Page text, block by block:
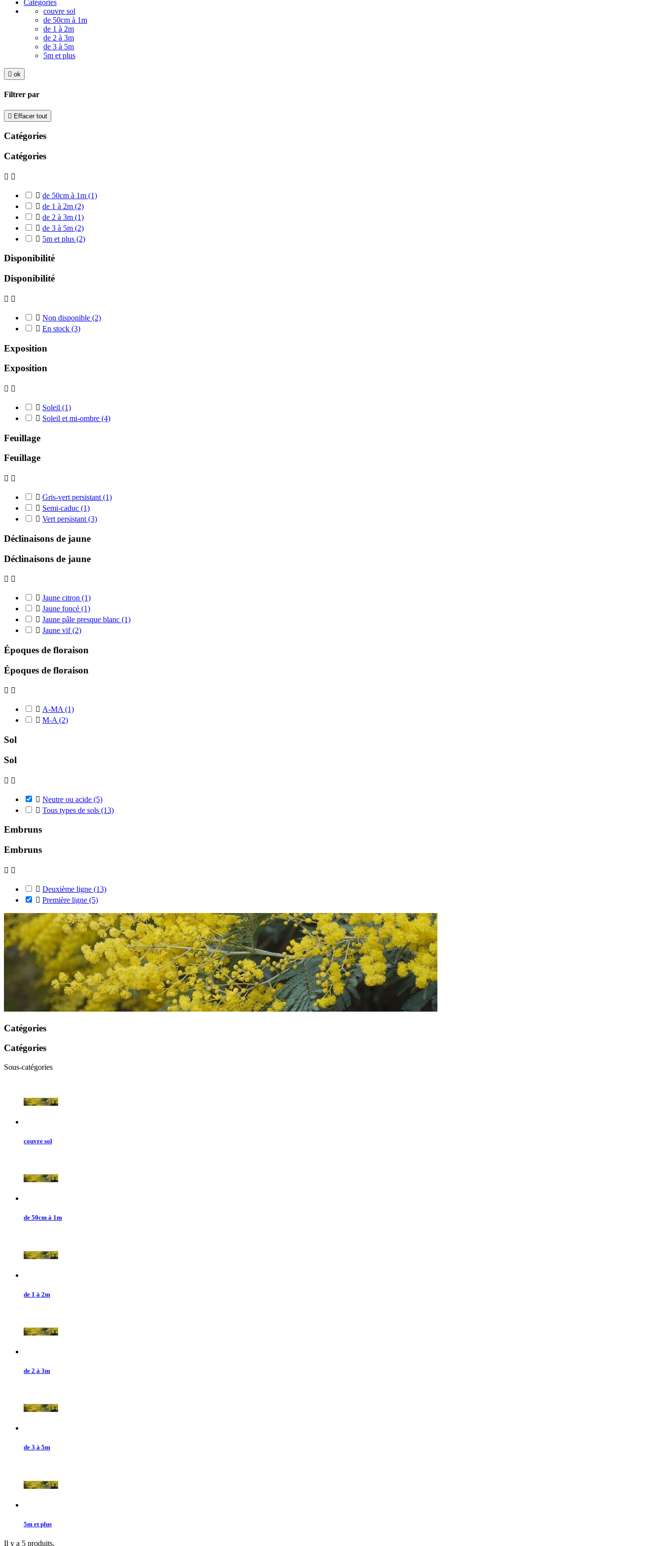
Catégories
couvre sol
de 50cm à 1m
de 1 à 2m
de 2 à 3m
de 3 à 5m
5m et plus
 ok
Filtrer par
 Effacer tout
Catégories
Catégories
 
 de 50cm à 1m (1)
 de 1 à 2m (2)
 de 2 à 3m (1)
 de 3 à 5m (2)
 5m et plus (2)
Disponibilité
Disponibilité
 
 Non disponible (2)
 En stock (3)
Exposition
Exposition
 
 Soleil (1)
 Soleil et mi-ombre (4)
Feuillage
Feuillage
 
 Gris-vert persistant (1)
 Semi-caduc (1)
 Vert persistant (3)
Déclinaisons de jaune
Déclinaisons de jaune
 
 Jaune citron (1)
 Jaune foncé (1)
 Jaune pâle presque blanc (1)
 Jaune vif(2)
Époques de floraison
Époques de floraison
 
 A-MA(1)
 M-A(2)
Sol
Sol
 
 Neutre ou acide (5)
 Tous types de sols (13)
Embruns
Embruns
 
 Deuxième ligne (13)
 Première ligne (5)
Catégories
Catégories
Sous-catégories
couvre sol
de 50cm à 1m
de 1 à 2m
de 2 à 3m
de 3 à 5m
5m et plus
Il y a 5 produits.